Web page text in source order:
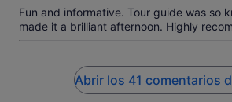
Fun and informative. Tour guide was so
made it a brilliant afternoon. Highly
Abrir los 41 comentarios